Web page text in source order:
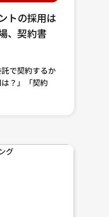
トの採用は
、契約書
託で契約するか
？」「契約